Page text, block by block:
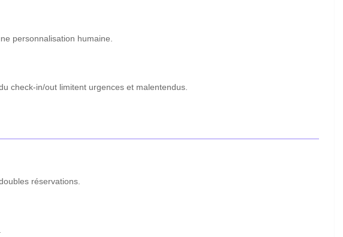
personnalisation humaine.
check-in/out limitent urgences et malentendus.
réservations.